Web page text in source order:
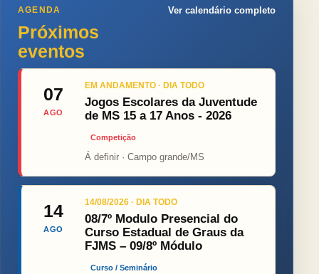
AGENDA
Próximos
eventos
Ver calendário completo
07
AGO
EM ANDAMENTO · DIA TODO
Jogos Escolares da Juventude
de MS 15 a 17 Anos - 2026
Competição
Á definir · Campo grande/MS
14
AGO
14/08/2026 · DIA TODO
08/7º Modulo Presencial do
Curso Estadual de Graus da
FJMS – 09/8º Módulo
Curso / Seminário